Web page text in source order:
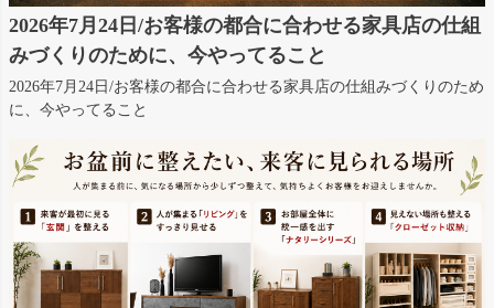
2026年7月24日/お客様の都合に合わせる家具店の仕組
みづくりのために、今やってること
2026年7月24日/お客様の都合に合わせる家具店の仕組みづくりのため
に、今やってること